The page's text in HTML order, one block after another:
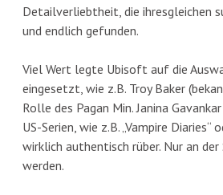
Detailverliebtheit, die ihresgleichen
und endlich gefunden.
Viel Wert legte Ubisoft auf die
eingesetzt, wie z.B. Troy Baker
Rolle des Pagan Min. Janina
US-Serien, wie z.B. „Vampire
wirklich authentisch rüber. Nur an
werden.